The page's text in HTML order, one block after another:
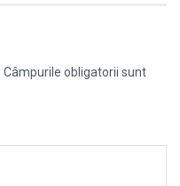
Câmpurile obligatorii sunt